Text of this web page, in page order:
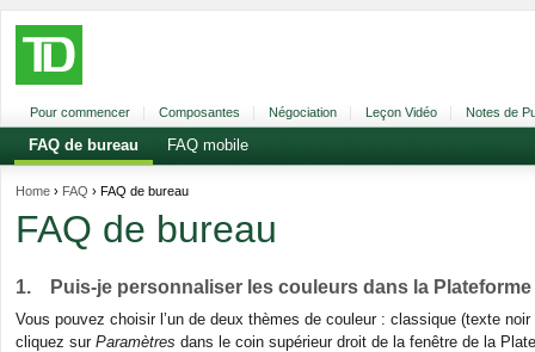
Pour commencer Composantes Négociation Leçon Vidéo Notes de
FAQ de bureau FAQ mobile
Home › FAQ › FAQ de bureau
FAQ de bureau
1. Puis-je personnaliser les couleurs dans la Plateforme
Vous pouvez choisir l’un de deux thèmes de couleur : classique (texte
cliquez sur Paramètres dans le coin supérieur droit de la fenêtre de la